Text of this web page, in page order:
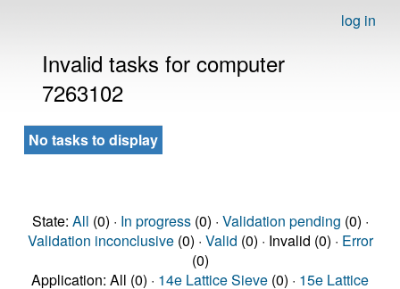
log in
Invalid tasks for computer
7263102
No tasks to display
State: All (0) · In progress(0) · Validation pending (0) ·
Validation inconclusive(0) · Valid (0) · Invalid (0) · Error
(0)
Application: All (0) · 14e Lattice Sieve (0) · 15e Lattice